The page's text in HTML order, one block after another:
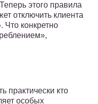
этого правила
отключить клиента
Что конкретно
практически кто
особых